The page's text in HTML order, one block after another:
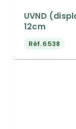
UVND
12cm
Réf.6538